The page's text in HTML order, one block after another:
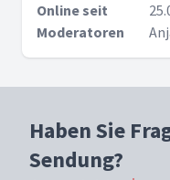
Online seit
Moderatoren
Haben Sie
Sendung?